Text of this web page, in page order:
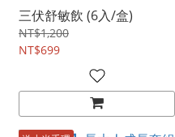
三伏舒敏飲 (6入/盒)
NT$1,200
NT$699